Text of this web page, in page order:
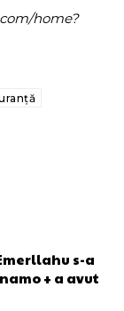
home?
s-a
+ a avut